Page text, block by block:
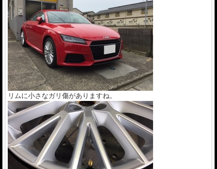
リムに小さなガリ傷がありますね。